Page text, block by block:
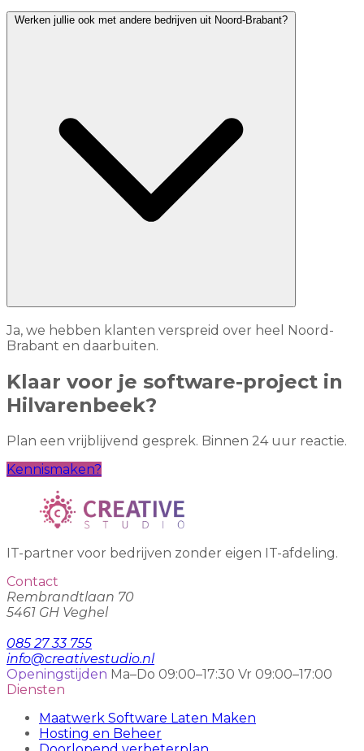
Werken jullie ook met andere bedrijven uit Noord-Brabant?
Ja, we hebben klanten verspreid over heel Noord-
Brabant en daarbuiten.
Klaar voor je software-project in
Hilvarenbeek?
Plan een vrijblijvend gesprek. Binnen 24 uur reactie.
Kennismaken?
IT-partner voor bedrijven zonder eigen IT-afdeling.
Contact
Rembrandtlaan 70
5461 GH Veghel
085 27 33 755
info@creativestudio.nl
Openingstijden Ma–Do 09:00–17:30 Vr 09:00–17:00
Diensten
Maatwerk Software Laten Maken
Hosting en Beheer